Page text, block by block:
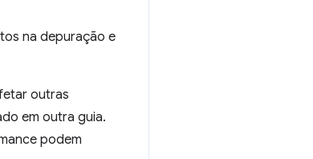
na depuração e
outras
em outra guia.
podem